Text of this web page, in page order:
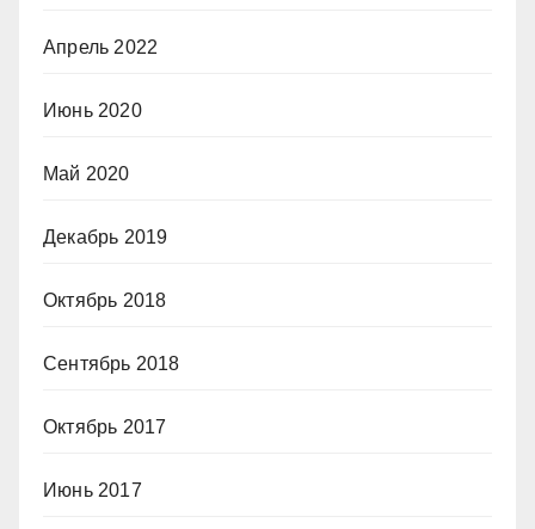
Апрель 2022
Июнь 2020
Май 2020
Декабрь 2019
Октябрь 2018
Сентябрь 2018
Октябрь 2017
Июнь 2017